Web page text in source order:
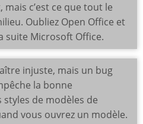
mais c’est ce que tout le
Oubliez Open Office et
suite Microsoft Office.
injuste, mais un bug
la bonne
de modèles de
vous ouvrez un modèle.